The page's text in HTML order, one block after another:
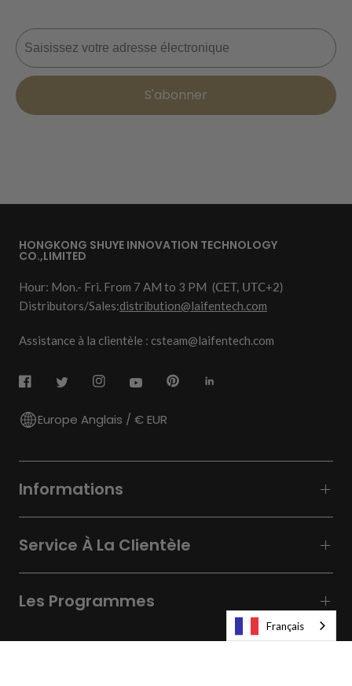
Courriel
S'abonner
HONGKONG SHUYE INNOVATION TECHNOLOGY
CO.,LIMITED
Hour: Mon.- Fri. From 7 AM to 3 PM (CET, UTC+2)
Distributors/Sales:distribution@laifentech.com
Assistance à la clientèle : csteam@laifentech.com
Europe Anglais / € EUR
Informations
Service À La Clientèle
Les Programmes
Français